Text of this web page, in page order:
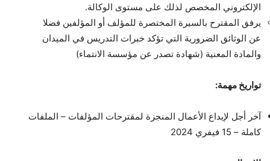
الإلكتروني المخصص لذلك على مستوى الوكالة.
يرفق المقترح بالسيرة المختصرة للمؤلف أو المؤلفين فضلا
عن الوثائق الضرورية التي تؤكد خبرات التدريس في الميدان
والمادة المعنية (شهادة تصدر عن مؤسسة الانتماء)
تواريخ مهمة:
آخر أجل لإيداع الأعمال المنجزة لمقترحات المؤلفات – الملفات
كاملة – 15 فيفري 2024